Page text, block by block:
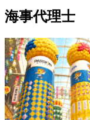
海事代理士